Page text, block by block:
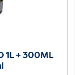
1L + 300ML